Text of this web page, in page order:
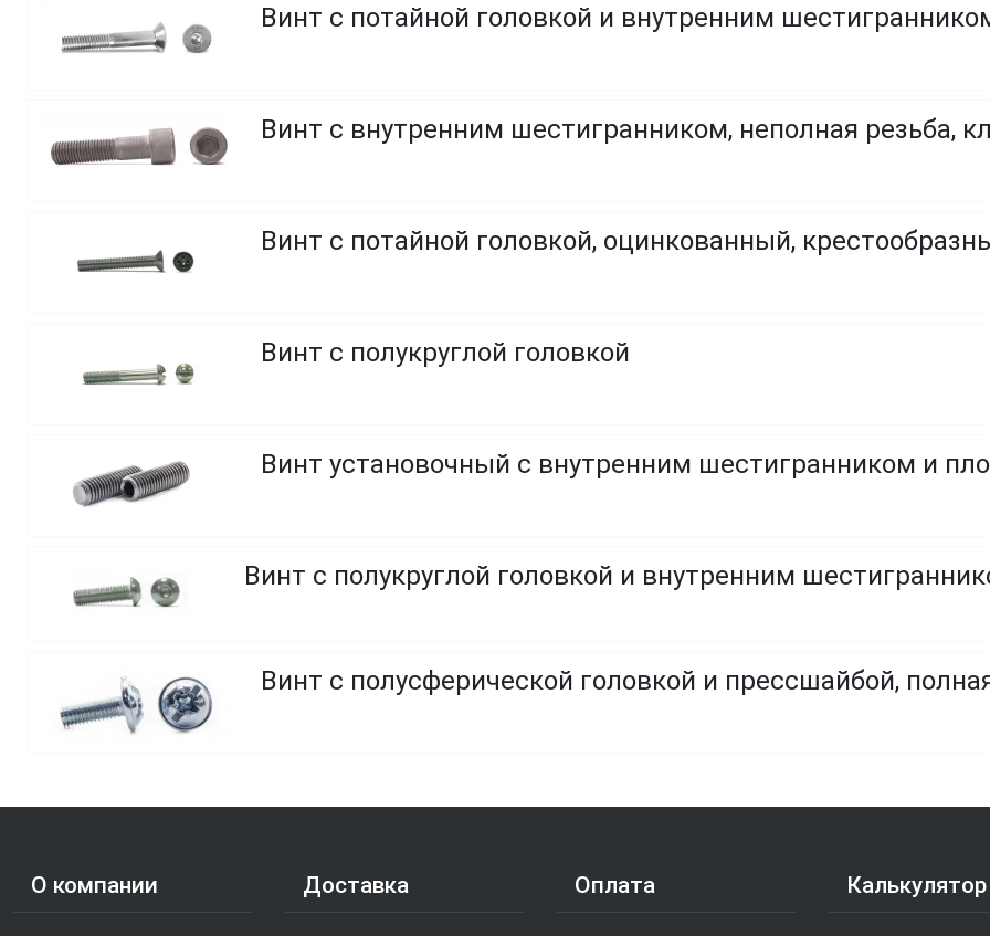
Винт с потайной головкой и внутренним
Винт с внутренним шестигранником, неполная резьба,
Винт с потайной головкой, оцинкованный,
Винт с полукруглой головкой
Винт установочный с внутренним шестигранником и
Винт с полусферической головкой и прессшайбой,
О компании Доставка Оплата
Калькулятор